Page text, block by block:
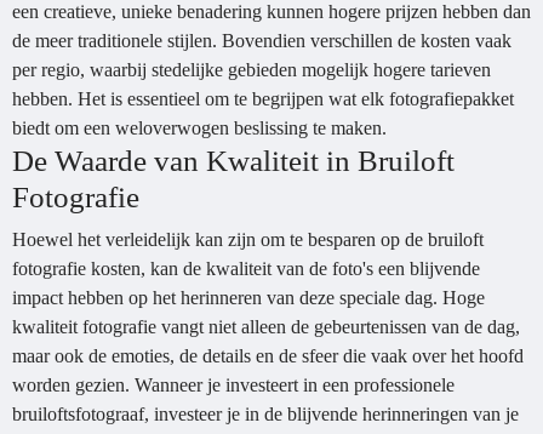
een creatieve, unieke benadering kunnen hogere prijzen hebben dan
de meer traditionele stijlen. Bovendien verschillen de kosten vaak
per regio, waarbij stedelijke gebieden mogelijk hogere tarieven
hebben. Het is essentieel om te begrijpen wat elk fotografiepakket
biedt om een weloverwogen beslissing te maken.
De Waarde van Kwaliteit in Bruiloft
Fotografie
Hoewel het verleidelijk kan zijn om te besparen op de bruiloft
fotografie kosten, kan de kwaliteit van de foto's een blijvende
impact hebben op het herinneren van deze speciale dag. Hoge
kwaliteit fotografie vangt niet alleen de gebeurtenissen van de dag,
maar ook de emoties, de details en de sfeer die vaak over het hoofd
worden gezien. Wanneer je investeert in een professionele
bruiloftsfotograaf, investeer je in de blijvende herinneringen van je